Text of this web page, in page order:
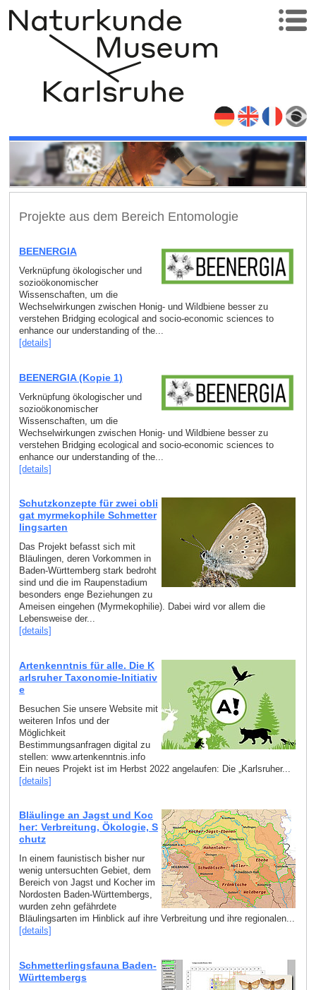
Projekte aus dem Bereich Entomologie
BEENERGIA
Verknüpfung ökologischer und
sozioökonomischer
Wissenschaften, um die
Wechselwirkungen zwischen Honig- und Wildbiene besser zu
verstehen Bridging ecological and socio-economic sciences to
enhance our understanding of the...
[details]
BEENERGIA (Kopie 1)
Verknüpfung ökologischer und
sozioökonomischer
Wissenschaften, um die
Wechselwirkungen zwischen Honig- und Wildbiene besser zu
verstehen Bridging ecological and socio-economic sciences to
enhance our understanding of the...
[details]
Schutzkonzepte für zwei obli
gat myrmekophile Schmetter
lingsarten
Das Projekt befasst sich mit
Bläulingen, deren Vorkommen in
Baden-Württemberg stark bedroht
sind und die im Raupenstadium
besonders enge Beziehungen zu
Ameisen eingehen (Myrmekophilie). Dabei wird vor allem die
Lebensweise der...
[details]
Artenkenntnis für alle. Die K
arlsruher Taxonomie-Initiativ
e
Besuchen Sie unsere Website mit
weiteren Infos und der
Möglichkeit
Bestimmungsanfragen digital zu
stellen: www.artenkenntnis.info
Ein neues Projekt ist im Herbst 2022 angelaufen: Die „Karlsruher...
[details]
Bläulinge an Jagst und Koc
her: Verbreitung, Ökologie, S
chutz
In einem faunistisch bisher nur
wenig untersuchten Gebiet, dem
Bereich von Jagst und Kocher im
Nordosten Baden-Württembergs,
wurden zehn gefährdete
Bläulingsarten im Hinblick auf ihre Verbreitung und ihre regionalen...
[details]
Schmetterlingsfauna Baden-
Württembergs